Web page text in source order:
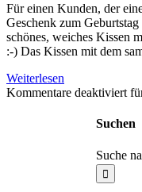
Für einen Kunden, der
Geschenk zum
schönes, weiches Kissen
:-) Das Kissen mit dem
Weiterlesen
Kommentare deaktiviert
Suchen
Suche